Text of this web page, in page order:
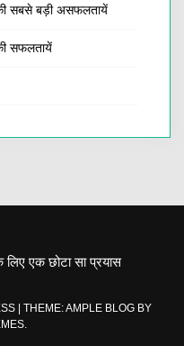
सबसे बड़ी असफलतायें
सफलतायें
लिए एक छोटा सा प्रयास
THEME: AMPLE BLOG BY
.